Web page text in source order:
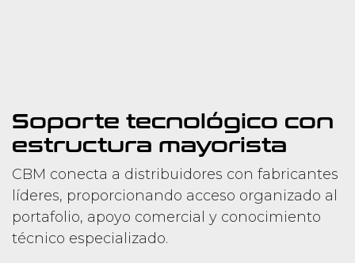
Soporte tecnológico con
estructura mayorista
CBM conecta a distribuidores con fabricantes
líderes, proporcionando acceso organizado al
portafolio, apoyo comercial y conocimiento
técnico especializado.